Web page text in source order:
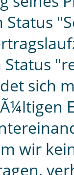
Status
sich
wir